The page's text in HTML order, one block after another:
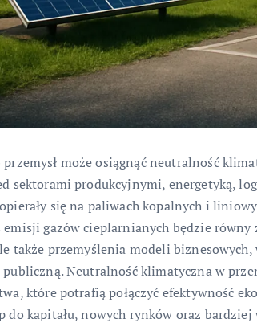
przemysł może osiągnąć neutralność
sektorami produkcyjnymi, energetyką,
się na paliwach kopalnych i
gazów cieplarnianych będzie
także przemyślenia modeli biznesowych,
Neutralność klimatyczna w
które potrafią połączyć efektywność
do kapitału, nowych rynków oraz